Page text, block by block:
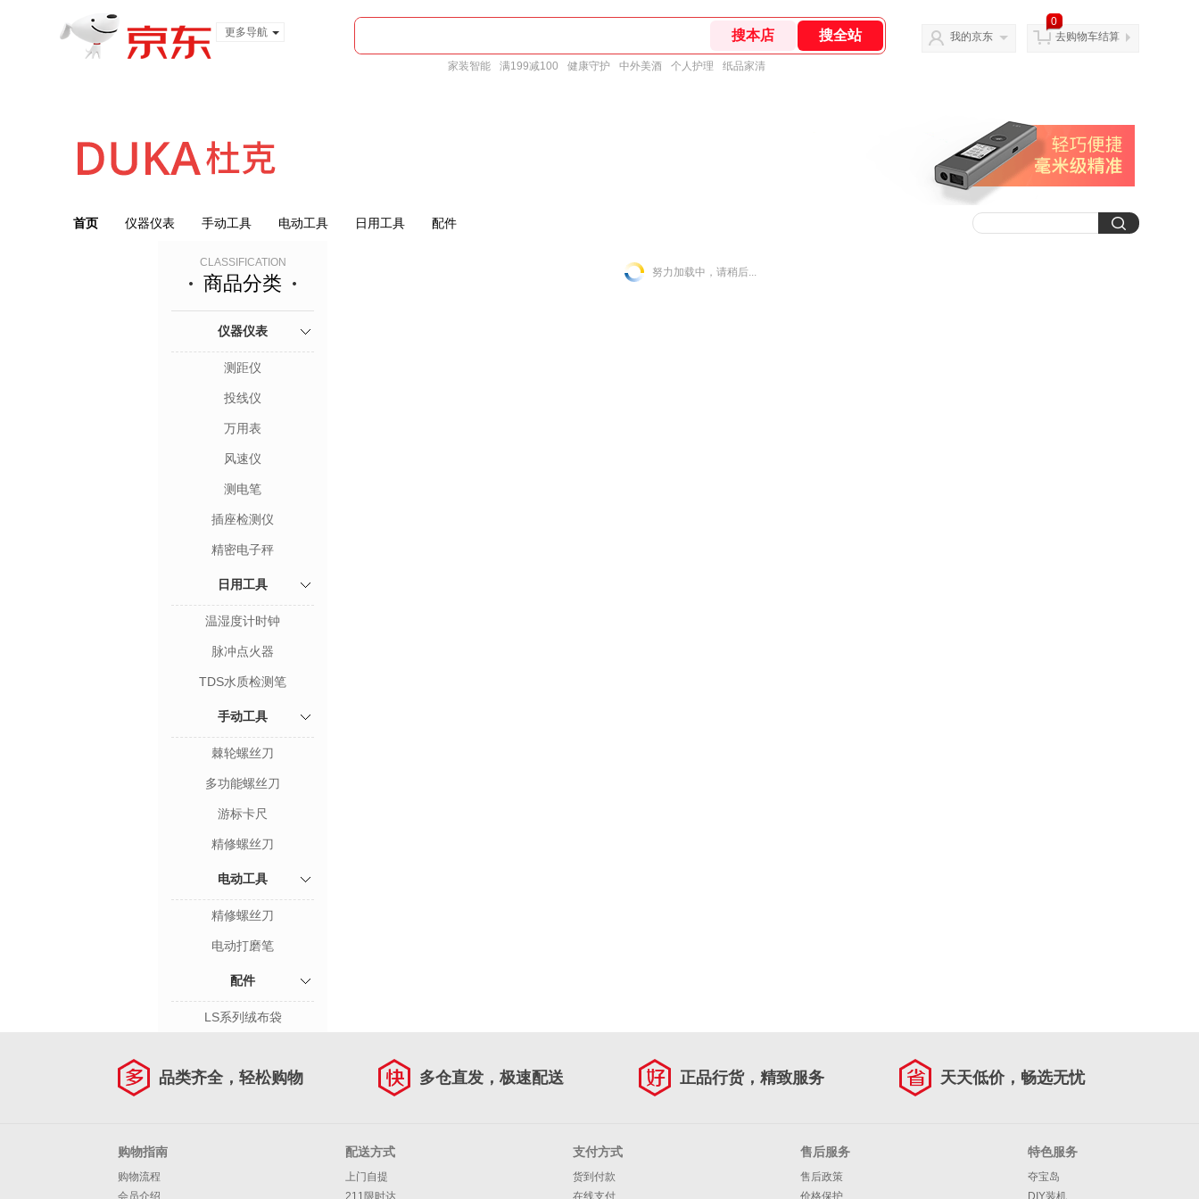
更多导航
家装智能 满199减100 健康守护 中外美酒 个人护理 纸品家清
我的京东
0
去购物车结算
首页 仪器仪表 手动工具 电动工具 日用工具 配件
CLASSIFICATION
商品分类
仪器仪表
测距仪
投线仪
万用表
风速仪
测电笔
插座检测仪
精密电子秤
日用工具
温湿度计时钟
脉冲点火器
TDS水质检测笔
手动工具
棘轮螺丝刀
多功能螺丝刀
游标卡尺
精修螺丝刀
电动工具
精修螺丝刀
电动打磨笔
配件
LS系列绒布袋
努力加载中，请稍后...
品类齐全，轻松购物 多仓直发，极速配送 正品行货，精致服务 天天低价，畅选无忧
购物指南
购物流程
会员介绍
配送方式
上门自提
211限时达
支付方式
货到付款
在线支付
售后服务
售后政策
价格保护
特色服务
夺宝岛
DIY装机